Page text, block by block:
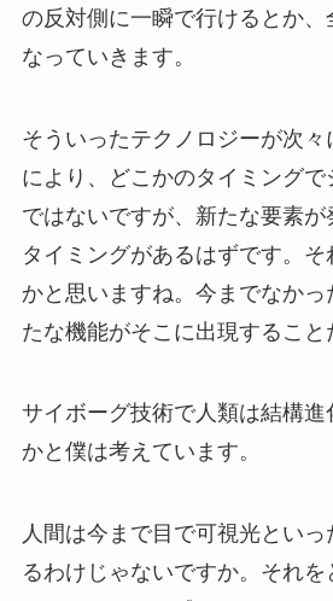
の反対側に一瞬で行けるとか、
なっていきます。
そういったテクノロジーが次々
により、どこかのタイミングで
ではないですが、新たな要素が
タイミングがあるはずです。
かと思いますね。今までなか
たな機能がそこに出現すること
サイボーグ技術で人類は結構進
かと僕は考えています。
人間は今まで目で可視光とい
るわけじゃないですか。それを